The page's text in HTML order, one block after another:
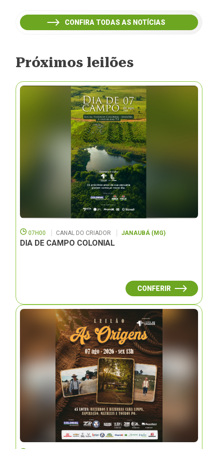
CONFIRA TODAS AS NOTÍCIAS
Próximos leilões
07H00 CANAL DO CRIADOR JANAUBÁ (MG)
DIA DE CAMPO COLONIAL
CONFERIR